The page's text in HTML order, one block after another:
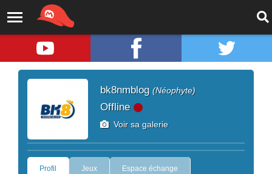
bk8nmblog (Néophyte)
Offline
Voir sa galerie
Profil Jeux Espace échange